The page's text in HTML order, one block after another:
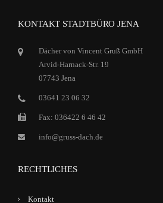
KONTAKT STADTBÜRO JENA
Dächer von Vincent Gruß GmbH
Arvid-Harnack-Str. 19
07743 Jena
03641 23 06 32
Fax: 036422 6 46 42
info@gruss-dach.de
RECHTLICHES
Kontakt